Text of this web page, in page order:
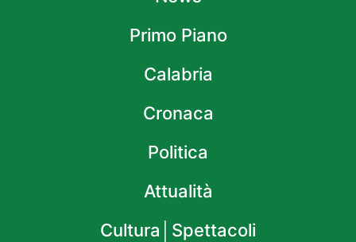
Primo Piano
Calabria
Cronaca
Politica
Attualità
Cultura│Spettacoli